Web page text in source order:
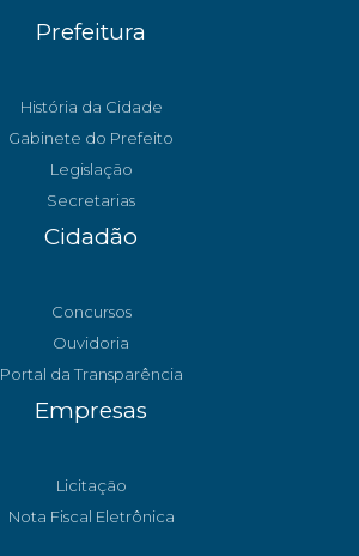
Prefeitura
História da Cidade
Gabinete do Prefeito
Legislação
Secretarias
Cidadão
Concursos
Ouvidoria
Portal da Transparência
Empresas
Licitação
Nota Fiscal Eletrônica